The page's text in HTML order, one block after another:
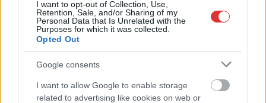
I want to opt-out of Collection, Use,
Retention, Sale, and/or Sharing of my
Personal Data that Is Unrelated with the
Purposes for which it was collected.
Opted Out
Google consents
I want to allow Google to enable storage
related to advertising like cookies on web or
Hírlevél feliratkozás